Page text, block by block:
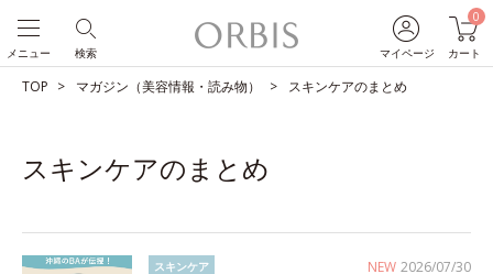
マイページ
0
カート
検索
メニュー
TOP マガジン（美容情報・読み物） スキンケアのまとめ
スキンケアのまとめ
NEW 2026/07/30
スキンケア